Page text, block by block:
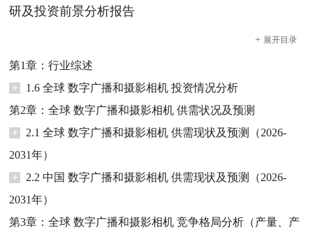
研及投资前景分析报告
+ 展开目录
第1章：行业综述
+
1.6 全球 数字广播和摄影相机 投资情况分析
第2章：全球 数字广播和摄影相机 供需状况及预测
+
2.1 全球 数字广播和摄影相机 供需现状及预测（2026-
2031年）
+
2.2 中国 数字广播和摄影相机 供需现状及预测（2026-
2031年）
第3章：全球 数字广播和摄影相机 竞争格局分析（产量、产